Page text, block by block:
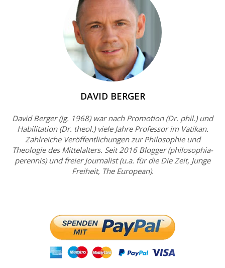
DAVID BERGER
David Berger (Jg. 1968) war nach Promotion (Dr. phil.) und
Habilitation (Dr. theol.) viele Jahre Professor im Vatikan.
Zahlreiche Veröffentlichungen zur Philosophie und
Theologie des Mittelalters. Seit 2016 Blogger (philosophia-
perennis) und freier Journalist (u.a. für die Die Zeit, Junge
Freiheit, The European).